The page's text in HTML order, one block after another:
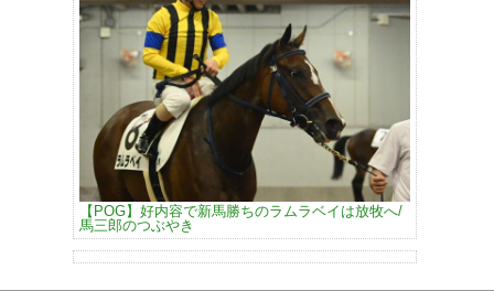
【POG】好内容で新馬勝ちのラムラベイは放牧へ/
馬三郎のつぶやき